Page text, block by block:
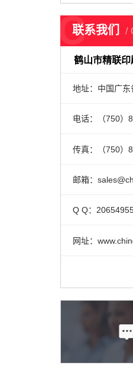
联系我们
C
鹤山市精联印
地址：中国广
电话：（750）
传真：（750）
邮箱：
Q Q：
网址：